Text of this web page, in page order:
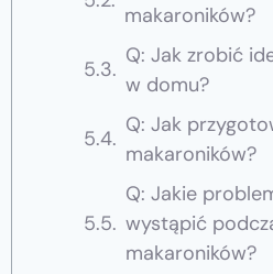
makaroników?
Q: Jak zrobić
w domu?
Q: Jak
makaroników?
Q: Jakie
wystąpić
makaroników?